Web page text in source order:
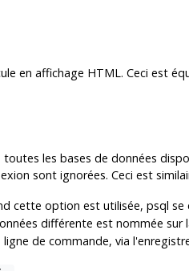
en affichage HTML. Ceci est
toutes les bases de données
sont ignorées. Ceci est
cette option est utilisée, psql se
différente est nommée
ligne de commande, via